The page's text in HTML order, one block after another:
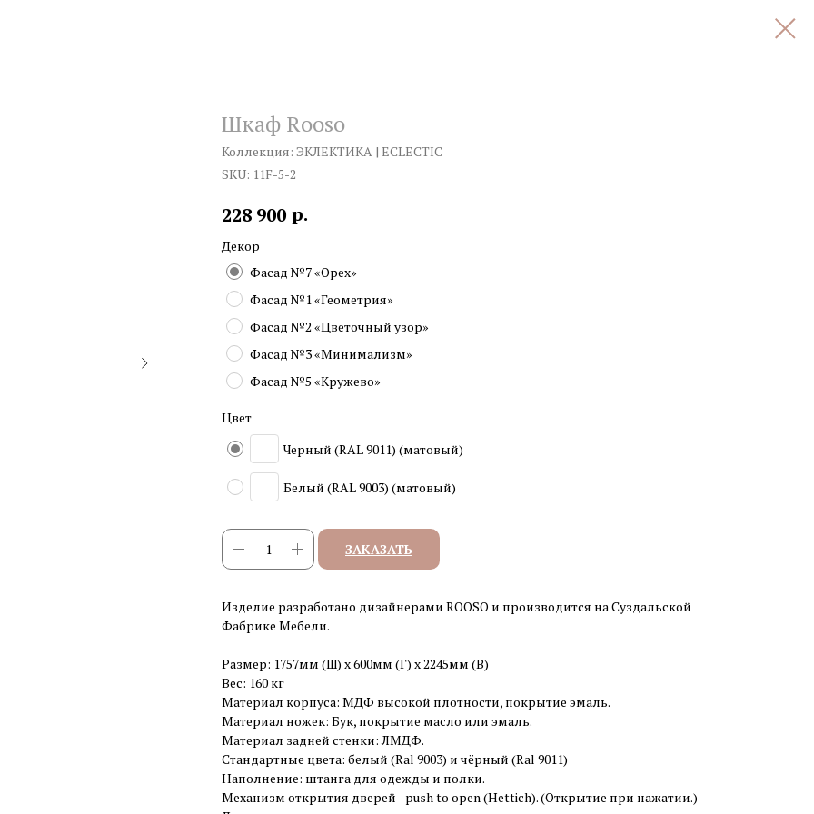
Шкаф Rooso
Коллекция: ЭКЛЕКТИКА | ECLECTIC
SKU: 11F-5-2
228 900 р.
Декор
Фасад №7 «Орех»
Фасад №1 «Геометрия»
Фасад №2 «Цветочный узор»
Фасад №3 «Минимализм»
Фасад №5 «Кружево»
Цвет
Черный (RAL 9011) (матовый)
Белый (RAL 9003) (матовый)
ЗАКАЗАТЬ
Изделие разработано дизайнерами ROOSO и производится на Суздальской
Фабрике Мебели.
Размер: 1757мм (Ш) x 600мм (Г) x 2245мм (В)
Вес: 160 кг
Материал корпуса: МДФ высокой плотности, покрытие эмаль.
Материал ножек: Бук, покрытие масло или эмаль.
Материал задней стенки: ЛМДФ.
Стандартные цвета: белый (Ral 9003) и чёрный (Ral 9011)
Наполнение: штанга для одежды и полки.
Механизм открытия дверей - push to open (Hettich). (Открытие при нажатии.)